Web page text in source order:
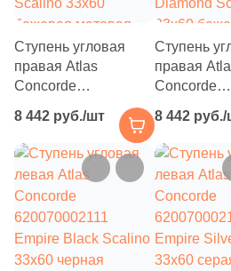
Ступень угловая
правая Atlas
Concorde
Empire Arabescato
Scalino 33x60
бежевая матовая
под камень
8 442 руб./шт
Ступень
правая
Concorde
Empire
Diamond
33x60
матовая
8 442